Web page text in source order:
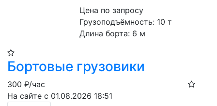
Цена по запросу
Грузоподъёмность: 10 т
Длина борта: 6 м
Бортовые грузовики
300 ₽/час
На сайте с 01.08.2026 18:51